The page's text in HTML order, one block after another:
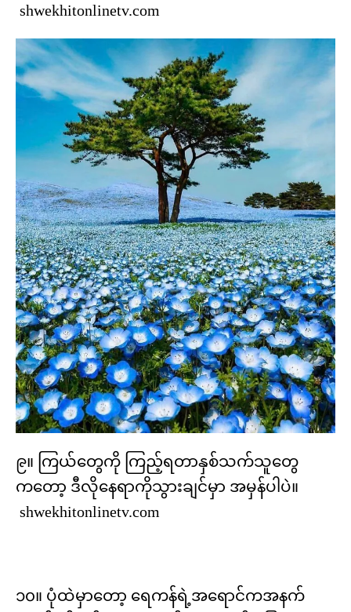
shwekhitonlinetv.com
၉။ ကြယ်တွေကို ကြည့်ရတာနှစ်သက်သူတွေ
ကတော့ ဒီလိုနေရာကိုသွားချင်မှာ အမှန်ပါပဲ။
shwekhitonlinetv.com
၁၀။ ပုံထဲမှာတော့ ရေကန်ရဲ့အရောင်ကအနက်